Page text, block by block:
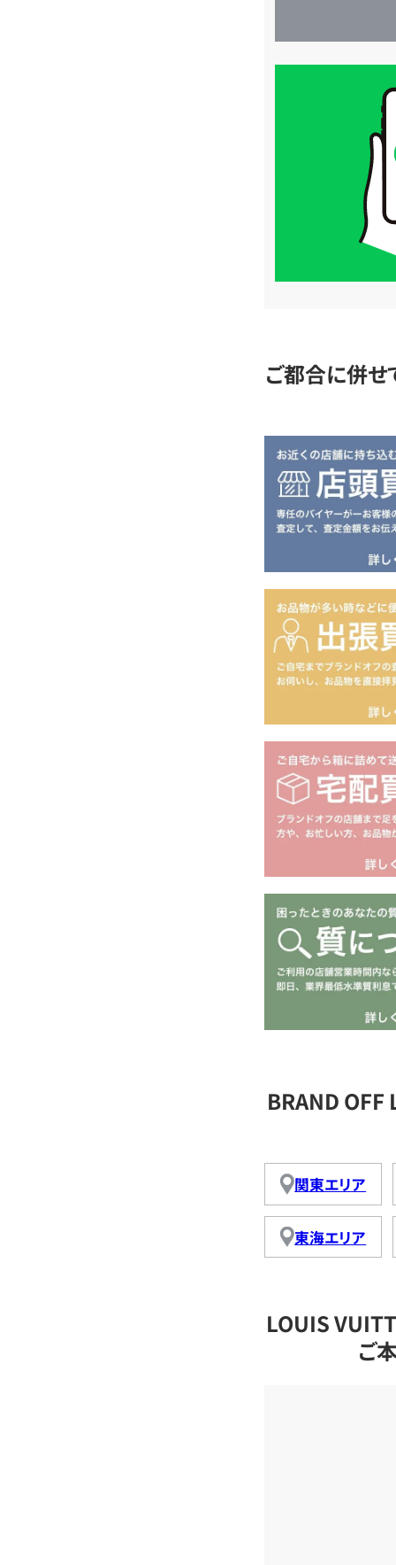
ご都合に併せ
BRAND
関東エリア
東海エリア
LOUIS
ご